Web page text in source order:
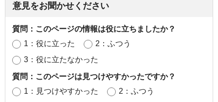
意見をお聞かせください
質問：このページの情報は役に立ちましたか？
1：役に立った
2：ふつう
3：役に立たなかった
質問：このページは見つけやすかったですか？
1：見つけやすかった
2：ふつう